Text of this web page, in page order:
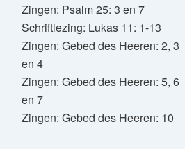
Zingen: Psalm 25: 3 en 7
Schriftlezing: Lukas 11: 1-13
Zingen: Gebed des Heeren: 2, 3
en 4
Zingen: Gebed des Heeren: 5, 6
en 7
Zingen: Gebed des Heeren: 10